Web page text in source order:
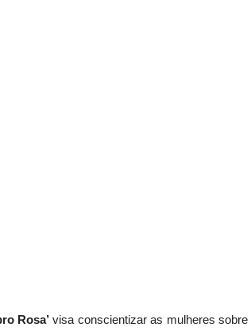
Rosa’visa conscientizar as mulheres sobre